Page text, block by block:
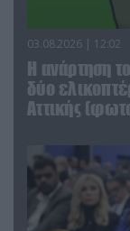
03.08.2026 | 12:02
Η ανάρτηση
δύο
Αττικής